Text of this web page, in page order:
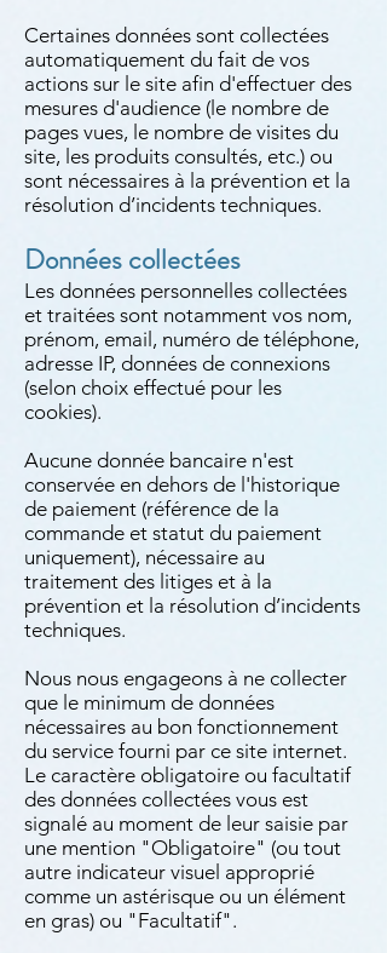
Certaines données sont collectées
automatiquement du fait de vos
actions sur le site afin d'effectuer des
mesures d'audience (le nombre de
pages vues, le nombre de visites du
site, les produits consultés, etc.) ou
sont nécessaires à la prévention et la
résolution d’incidents techniques.
Données collectées
Les données personnelles collectées
et traitées sont notamment vos nom,
prénom, email, numéro de téléphone,
adresse IP, données de connexions
(selon choix effectué pour les
cookies).
Aucune donnée bancaire n'est
conservée en dehors de l'historique
de paiement (référence de la
commande et statut du paiement
uniquement), nécessaire au
traitement des litiges et à la
prévention et la résolution d’incidents
techniques.
Nous nous engageons à ne collecter
que le minimum de données
nécessaires au bon fonctionnement
du service fourni par ce site internet.
Le caractère obligatoire ou facultatif
des données collectées vous est
signalé au moment de leur saisie par
une mention "Obligatoire" (ou tout
autre indicateur visuel approprié
comme un astérisque ou un élément
en gras) ou "Facultatif".